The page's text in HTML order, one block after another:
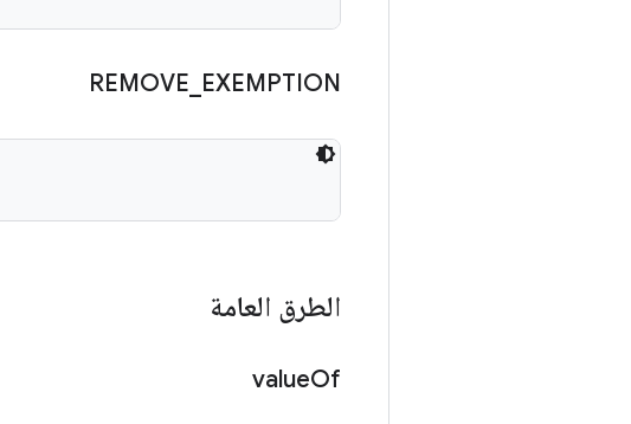
REMOVE EXEMPTION
الطرق العامة
valueOf